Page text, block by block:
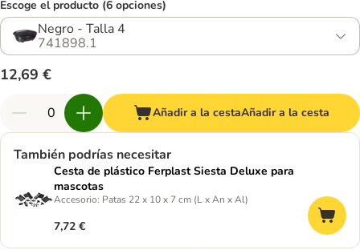
Escoge el producto (6 opciones)
Negro - Talla 4
741898.1
12,69 €
Añadir a la cestaAñadir a la cesta
También podrías necesitar
Cesta de plástico Ferplast Siesta Deluxe para
mascotas
Accesorio: Patas 22 x 10 x 7 cm (L x An x Al)
7,72 €